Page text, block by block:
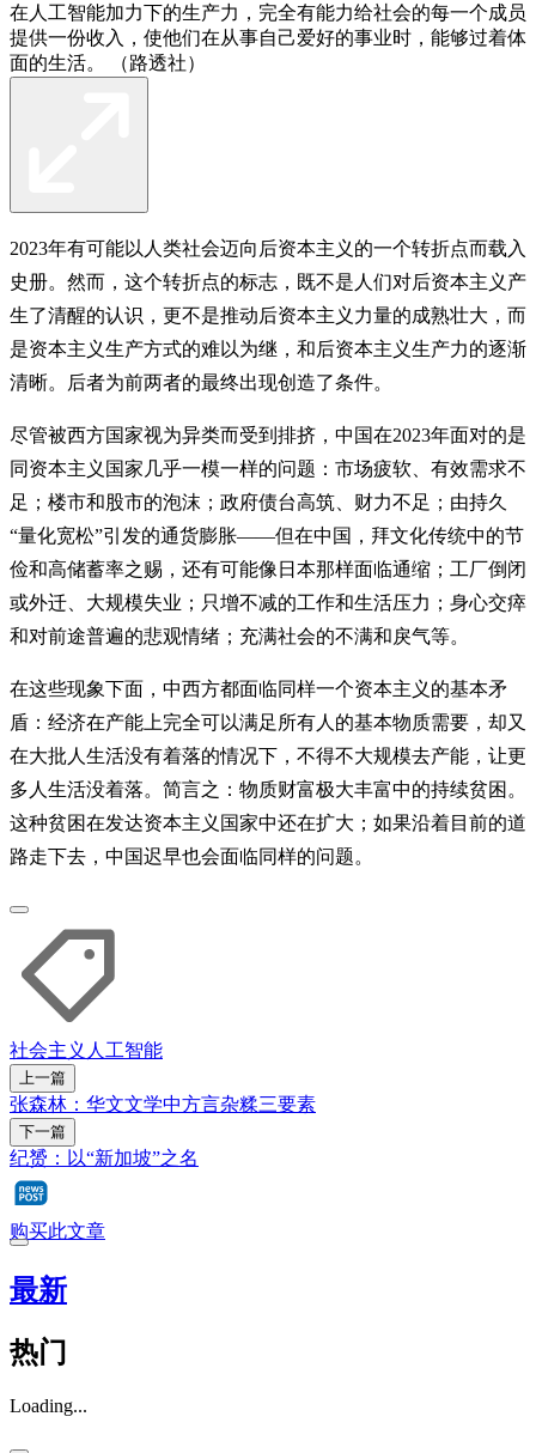
在人工智能加力下的生产力，完全有能力给社会的每一个成员
提供一份收入，使他们在从事自己爱好的事业时，能够过着体
面的生活。 （路透社）
2023年有可能以人类社会迈向后资本主义的一个转折点而载入
史册。然而，这个转折点的标志，既不是人们对后资本主义产
生了清醒的认识，更不是推动后资本主义力量的成熟壮大，而
是资本主义生产方式的难以为继，和后资本主义生产力的逐渐
清晰。后者为前两者的最终出现创造了条件。
尽管被西方国家视为异类而受到排挤，中国在2023年面对的是
同资本主义国家几乎一模一样的问题：市场疲软、有效需求不
足；楼市和股市的泡沫；政府债台高筑、财力不足；由持久
“量化宽松”引发的通货膨胀——但在中国，拜文化传统中的节
俭和高储蓄率之赐，还有可能像日本那样面临通缩；工厂倒闭
或外迁、大规模失业；只增不减的工作和生活压力；身心交瘁
和对前途普遍的悲观情绪；充满社会的不满和戾气等。
在这些现象下面，中西方都面临同样一个资本主义的基本矛
盾：经济在产能上完全可以满足所有人的基本物质需要，却又
在大批人生活没有着落的情况下，不得不大规模去产能，让更
多人生活没着落。简言之：物质财富极大丰富中的持续贫困。
这种贫困在发达资本主义国家中还在扩大；如果沿着目前的道
路走下去，中国迟早也会面临同样的问题。
社会主义 人工智能
上一篇
张森林：华文文学中方言杂糅三要素
下一篇
纪赟：以“新加坡”之名
购买此文章
最新
热门
Loading...